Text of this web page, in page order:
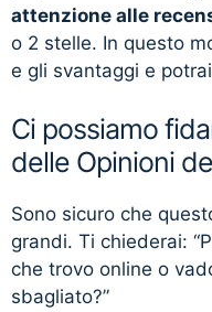
attenzione alle
o 2 stelle. In questo
e gli svantaggi e
Ci possiamo
delle Opinioni
Sono sicuro che
grandi. Ti chiederai:
che trovo online o
sbagliato?”